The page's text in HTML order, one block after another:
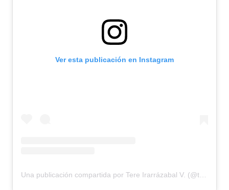
Ver esta publicación en Instagram